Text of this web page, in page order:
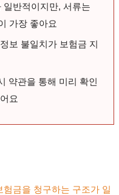
일반적이지만, 서류는
가장 좋아요
보 불일치가 보험금 지
약관을 통해 미리 확인
요
금을 청구하는 구조가 일